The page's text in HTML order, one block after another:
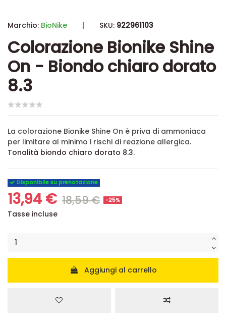
Marchio: BioNike | SKU: 922961103
Colorazione Bionike Shine
On - Biondo chiaro dorato
8.3
La colorazione Bionike Shine On è priva di ammoniaca
per limitare al minimo i rischi di reazione allergica.
Tonalità biondo chiaro dorato 8.3.
Disponibile su prenotazione
13,94 € 18,59 € -25%
Tasse incluse
Aggiungi al carrello